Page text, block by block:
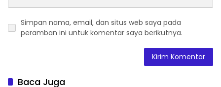
Simpan nama, email, dan situs web saya pada
peramban ini untuk komentar saya berikutnya.
Baca Juga